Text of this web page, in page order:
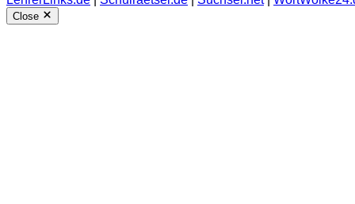
Close